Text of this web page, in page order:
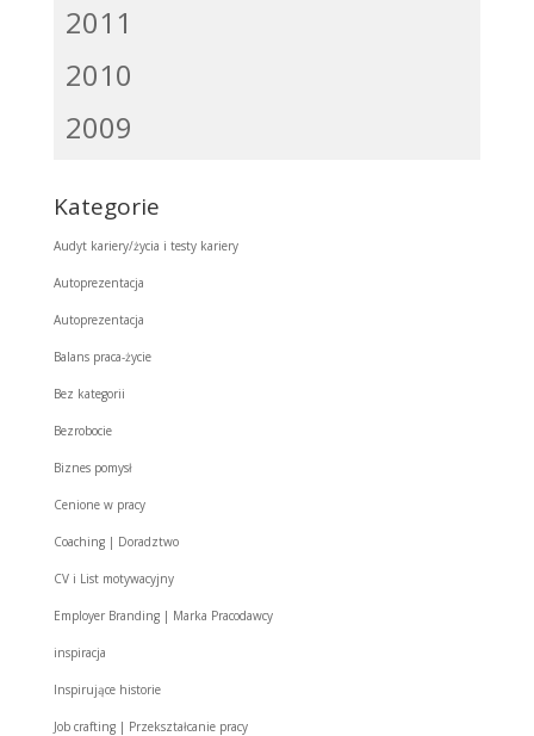
2011
2010
2009
Kategorie
Audyt kariery/życia i testy kariery
Autoprezentacja
Autoprezentacja
Balans praca-życie
Bez kategorii
Bezrobocie
Biznes pomysł
Cenione w pracy
Coaching | Doradztwo
CV i List motywacyjny
Employer Branding | Marka Pracodawcy
inspiracja
Inspirujące historie
Job crafting | Przekształcanie pracy